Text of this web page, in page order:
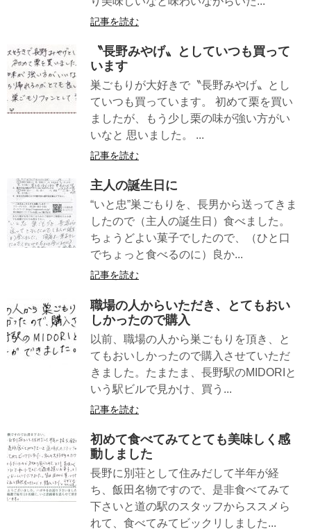
記事を読む
〝長野みやげ〟としていつも買って
います
巣ごもりが大好きで〝長野みやげ〟とし
ていつも買っています。 初めて栗を買い
ましたが、もう少し栗の味が強い方がい
いなと 思いました。 ...
記事を読む
主人の誕生日に
“いと忠”巣ごもりを、長男から送ってきま
したので（主人の誕生日）食べました。
ちょうどよい菓子でしたので、（ひと口
でちょっと食べるのに）良か...
記事を読む
職場の人からいただき、とてもおい
しかったので購入
以前、職場の人から巣ごもりを頂き、と
てもおいしかったので購入させていただ
きました。たまたま、長野駅のMIDORIと
いう駅ビルで見かけ、買う...
記事を読む
初めて食べてみてとても美味しく感
動しました
長野に別荘として住みだして半年が経
ち、飯田名物ですので、是非食べてみて
下さいと道の駅のスタッフからススメら
れて、食べてみてビックリしました...